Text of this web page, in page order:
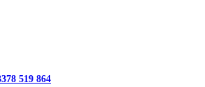
519 864